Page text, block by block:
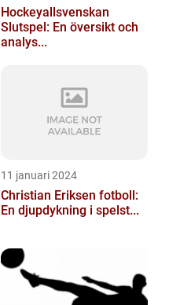
Hockeyallsvenskan
Slutspel: En översikt och
analys...
11 januari 2024
Christian Eriksen fotboll:
En djupdykning i spelst...